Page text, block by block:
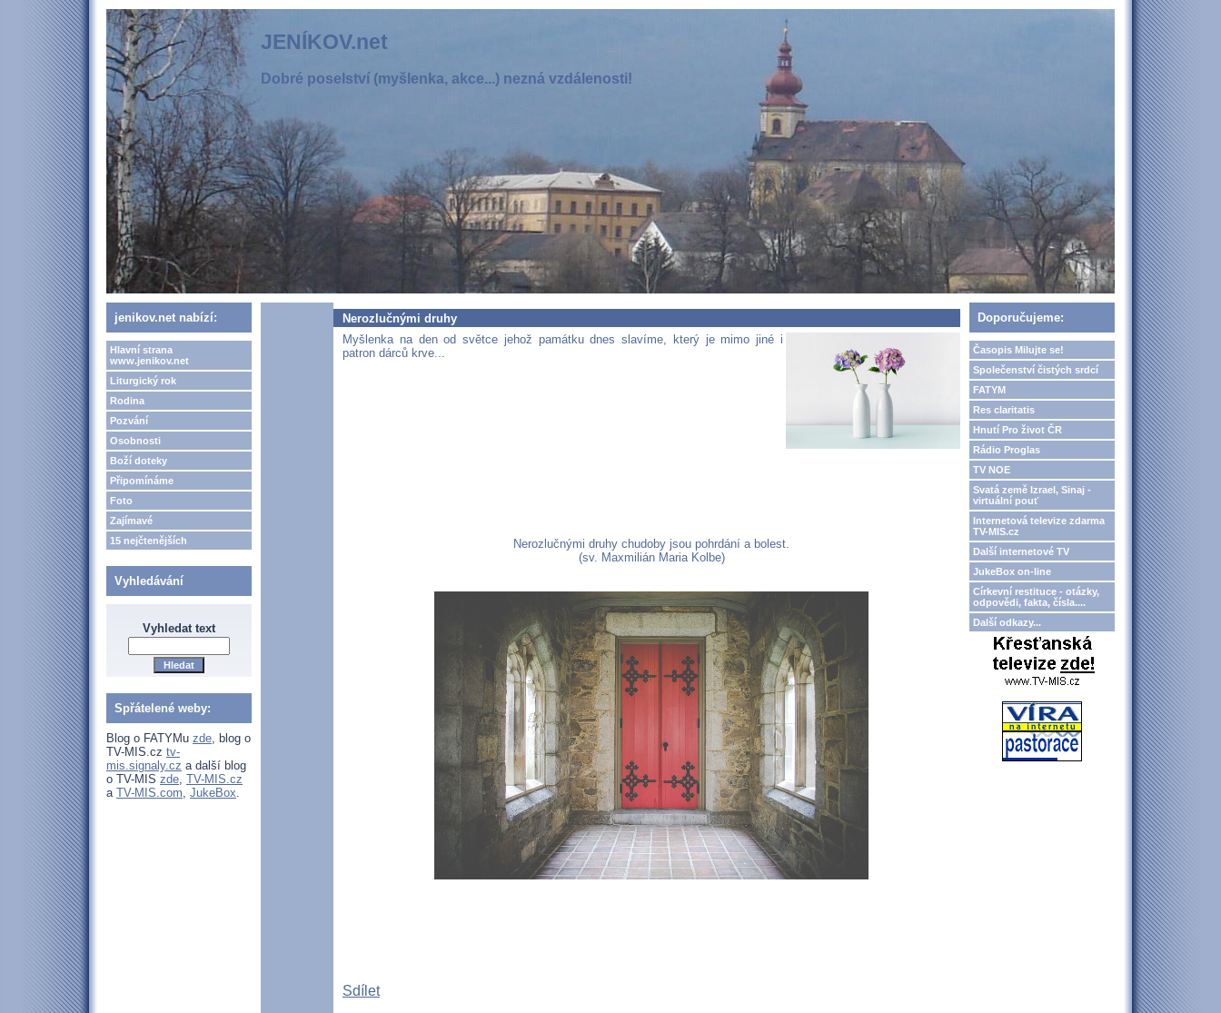
JENÍKOV.net
Dobré poselství (myšlenka, akce...) nezná vzdálenosti!
jenikov.net nabízí:
Hlavní strana
www.jenikov.net
Liturgický rok
Rodina
Pozvání
Osobnosti
Boží doteky
Připomínáme
Foto
Zajímavé
15 nejčtenějších
Vyhledávání
Vyhledat text
Spřátelené weby:
Blog o FATYMu zde, blog o
TV-MIS.cz tv-
mis.signaly.cz a další blog
o TV-MIS zde, TV-MIS.cz
a TV-MIS.com, JukeBox.
Nerozlučnými druhy
Myšlenka na den od světce jehož památku dnes slavíme, který je mimo jiné i
patron dárců krve...
Nerozlučnými druhy chudoby jsou pohrdání a bolest.
(sv. Maxmilián Maria Kolbe)
Sdílet
Doporučujeme:
Časopis Milujte se!
Společenství čistých srdcí
FATYM
Res claritatis
Hnutí Pro život ČR
Rádio Proglas
TV NOE
Svatá země Izrael, Sinaj -
virtuální pouť
Internetová televize zdarma
TV-MIS.cz
Další internetové TV
JukeBox on-line
Církevní restituce - otázky,
odpovědi, fakta, čísla....
Další odkazy...